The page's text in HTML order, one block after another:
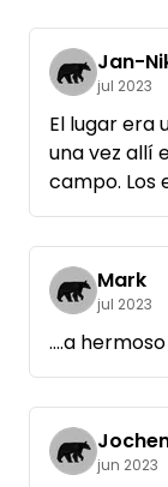
demasiado
suficientes
un montón
menudo
tranquilidad.
Jan-
jul 2023
El lugar era
una vez allí
campo. Los
Estupendo
campo.
La
Mark
jul 2023
....a
jun 2023